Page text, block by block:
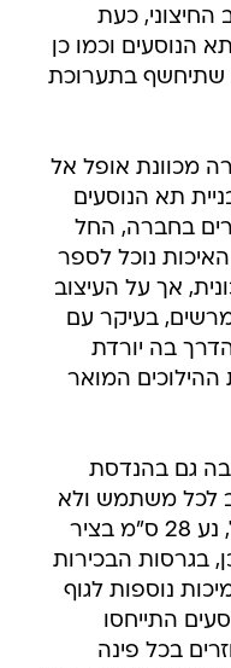
כעת
וכמו כן
שתיחשף בתערוכת
מכוונת אופל אל
תא הנוסעים
בחברה, החל
נוכל לספר
אך על העיצוב
בעיקר עם
בה יורדת
ההילוכים המואר
גם בהנדסת
לכל משתמש ולא
משנה גודלו. מושב הנהג למשל, נע 28 ס"מ בציר
כמו כן, בגרסות הבכירות
נוספות לגוף
התייחסו
בכל פינה